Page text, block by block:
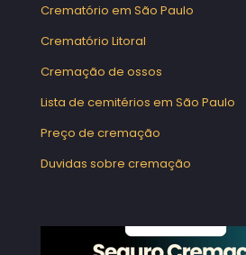
Crematório em São Paulo
Crematório Litoral
Cremação de ossos
Lista de cemitérios em São Paulo
Preço de cremação
Duvidas sobre cremação